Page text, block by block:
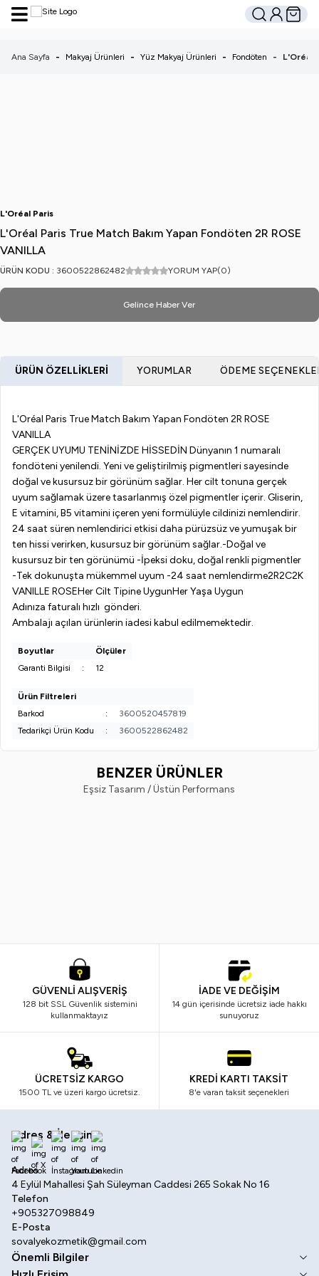
Hesabım
Sepetim
Ana Sayfa - Makyaj Ürünleri - Yüz Makyaj Ürünleri - Fondöten - L'Oréal
L'Oréal Paris
L'Oréal Paris True Match Bakım Yapan Fondöten 2R ROSE
VANILLA
ÜRÜN KODU : 3600522862482 YORUM YAP(0)
Gelince Haber Ver
ÜRÜN ÖZELLIKLERI YORUMLAR ÖDEME
L'Oréal Paris True Match Bakım Yapan Fondöten 2R ROSE
VANILLA
GERÇEK UYUMU TENİNİZDE HİSSEDİN Dünyanın 1 numaralı
fondöteni yenilendi. Yeni ve geliştirilmiş pigmentleri sayesinde
doğal ve kusursuz bir görünüm sağlar. Her cilt tonuna gerçek
uyum sağlamak üzere tasarlanmış özel pigmentler içerir. Gliserin,
E vitamini, B5 vitamini içeren yeni formülüyle cildinizi nemlendirir.
24 saat süren nemlendirici etkisi daha pürüzsüz ve yumuşak bir
ten hissi verirken, kusursuz bir görünüm sağlar.-Doğal ve
kusursuz bir ten görünümü -İpeksi doku, doğal renkli pigmentler
-Tek dokunuşta mükemmel uyum -24 saat nemlendirme2R2C2K
VANILLE ROSEHer Cilt Tipine UygunHer Yaşa Uygun
Adınıza faturalı hızlı gönderi.
Ambalajı açılan ürünlerin iadesi kabul edilmemektedir.
Boyutlar
Ölçüler
Garanti Bilgisi
: 12
Ürün Filtreleri
Barkod
:
3600520457819
Tedarikçi Ürün Kodu
: 3600522862482
BENZER ÜRÜNLER
Eşsiz Tasarım / Üstün Performans
GÜVENLİ ALIŞVERİŞ
128 bit SSL Güvenlik sistemini
kullanmaktayız
İADE VE DEĞİŞİM
14 gün içerisinde ücretsiz iade hakkı
sunuyoruz
ÜCRETSİZ KARGO
1500 TL ve üzeri kargo ücretsiz.
KREDİ KARTI TAKSİT
8'e varan taksit seçenekleri
Adres & İletişim
Adres
4 Eylül Mahallesi Şah Süleyman Caddesi 265 Sokak No 16
Telefon
+905327098849
E-Posta
sovalyekozmetik@gmail.com
Facebook
X İnstagram
Youtube
Önemli Bilgiler